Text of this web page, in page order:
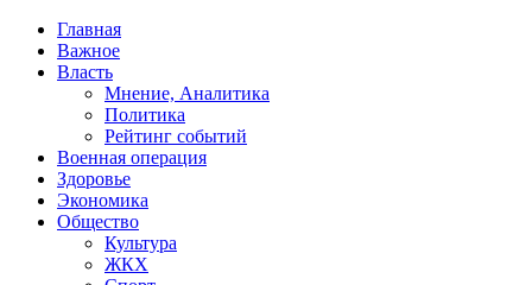
Главная
Важное
Власть
Мнение, Аналитика
Политика
Рейтинг событий
Военная операция
Здоровье
Экономика
Общество
Культура
ЖКХ